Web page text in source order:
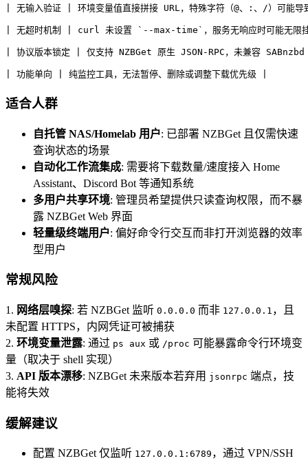
| 无输入验证 | 环境变量值直接拼接 URL，特殊字符（@、:、/）可能
| 无超时机制 | curl 未设置 `--max-time`，服务无响应时可能无限
| 协议版本锁定 | 仅支持 NZBGet 原生 JSON-RPC，未兼容
| 功能单向 | 纯监控工具，无法暂停、删除或调整下载优先级 |
适合人群
自托管 NAS/Homelab 用户: 已部署 NZBGet 且仅需快速
查询状态的场景
自动化工作流集成: 需要将下载数量/速度接入 Home
Assistant、Discord Bot 等通知系统
多用户共享环境: 管理员希望提供只读查询权限，而不暴
露 NZBGet Web 界面
轻量级终端用户: 偏好命令行交互而非打开浏览器的效率
型用户
常规风险
1. 网络层嗅探: 若 NZBGet 监听 0.0.0.0 而非 127.0.0.1 ，且
未配置 HTTPS，内网凭证可被捕获
2. 环境变量泄露: 通过 ps aux 或 /proc 可能暴露命令行环境变
量（取决于 shell 实现）
3. API 版本漂移: NZBGet 未来版本若弃用 jsonrpc 端点，技
能将失效
缓解建议
配置 NZBGet 仅监听 127.0.0.1:6789 ，通过 VPN/SSH